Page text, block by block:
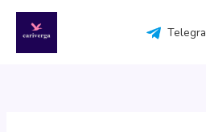
содержимому